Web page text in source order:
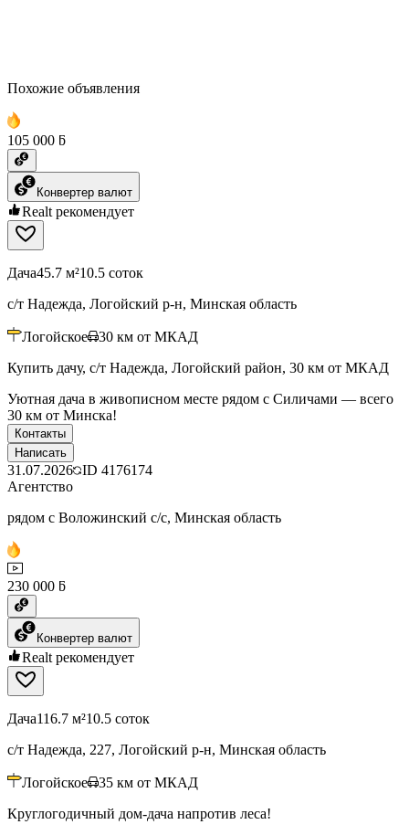
Похожие объявления
105 000 ƃ
Конвертер валют
Realt рекомендует
Дача45.7 м²10.5 соток
с/т Надежда, Логойский р-н, Минская область
Логойское 30 км от МКАД
Купить дачу, с/т Надежда, Логойский район, 30 км от МКАД
Уютная дача в живописном месте рядом с Силичами — всего
30 км от Минска!
Контакты
Написать
31.07.2026 ID 4176174
Агентство
рядом с Воложинский с/с, Минская область
230 000 ƃ
Конвертер валют
Realt рекомендует
Дача116.7 м²10.5 соток
с/т Надежда, 227, Логойский р-н, Минская область
Логойское 35 км от МКАД
Круглогодичный дом-дача напротив леса!